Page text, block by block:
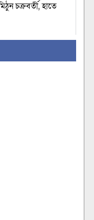
চক্রবর্তী, হাতে